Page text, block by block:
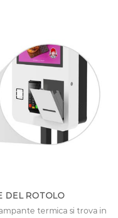
DEL ROTOLO
termica si trova in